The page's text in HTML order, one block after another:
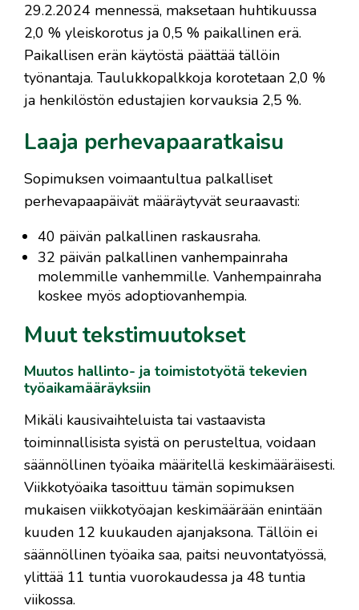
29.2.2024 mennessä, maksetaan huhtikuussa
2,0 % yleiskorotus ja 0,5 % paikallinen erä.
Paikallisen erän käytöstä päättää tällöin
työnantaja. Taulukkopalkkoja korotetaan 2,0 %
ja henkilöstön edustajien korvauksia 2,5 %.
Laaja perhevapaaratkaisu
Sopimuksen voimaantultua palkalliset
perhevapaapäivät määräytyvät seuraavasti:
40 päivän palkallinen raskausraha.
32 päivän palkallinen vanhempainraha
molemmille vanhemmille. Vanhempainraha
koskee myös adoptiovanhempia.
Muut tekstimuutokset
Muutos hallinto- ja toimistotyötä tekevien
työaikamääräyksiin
Mikäli kausivaihteluista tai vastaavista
toiminnallisista syistä on perusteltua, voidaan
säännöllinen työaika määritellä keskimääräisesti.
Viikkotyöaika tasoittuu tämän sopimuksen
mukaisen viikkotyöajan keskimäärään enintään
kuuden 12 kuukauden ajanjaksona. Tällöin ei
säännöllinen työaika saa, paitsi neuvontatyössä,
ylittää 11 tuntia vuorokaudessa ja 48 tuntia
viikossa.